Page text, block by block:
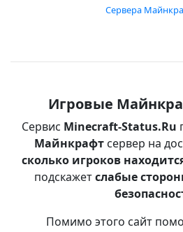
Сервера
Игровые
Сервис Minecraft-Status.Ru
Майнкрафтсервер на
сколько игроков
подскажетслабые
Помимо этого сайт